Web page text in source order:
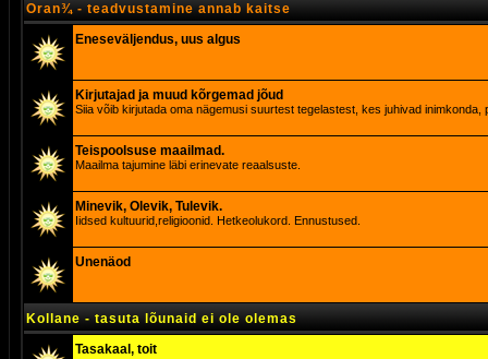
Oran¾ - teadvustamine annab kaitse
Eneseväljendus, uus algus
Kirjutajad ja muud kõrgemad jõud
Siia võib kirjutada oma nägemusi suurtest tegelastest, kes juhivad inimkonda,
Teispoolsuse maailmad.
Maailma tajumine läbi erinevate reaalsuste.
Minevik, Olevik, Tulevik.
Iidsed kultuurid,religioonid. Hetkeolukord. Ennustused.
Unenäod
Kollane - tasuta lõunaid ei ole olemas
Tasakaal, toit